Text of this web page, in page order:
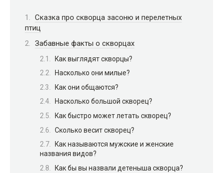
Сказка про скворца засоню и перелетных
птиц
Забавные факты о скворцах
Как выглядят скворцы?
Насколько они милые?
Как они общаются?
Насколько большой скворец?
Как быстро может летать скворец?
Сколько весит скворец?
Как называются мужские и женские
названия видов?
Как бы вы назвали детеныша скворца?